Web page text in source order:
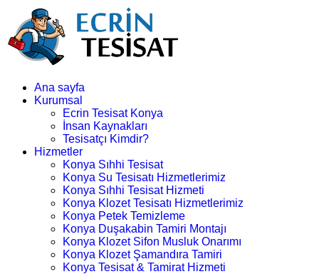
Ana sayfa
Kurumsal
Ecrin Tesisat Konya
İnsan Kaynakları
Tesisatçı Kimdir?
Hizmetler
Konya Sıhhi Tesisat
Konya Su Tesisatı Hizmetlerimiz
Konya Sıhhi Tesisat Hizmeti
Konya Klozet Tesisatı Hizmetlerimiz
Konya Petek Temizleme
Konya Duşakabin Tamiri Montajı
Konya Klozet Sifon Musluk Onarımı
Konya Klozet Şamandıra Tamiri
Konya Tesisat & Tamirat Hizmeti